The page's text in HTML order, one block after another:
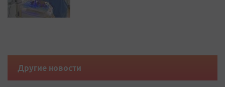
Другие новости